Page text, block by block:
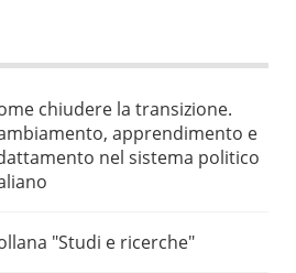
chiudere la transizione.
apprendimento e
nel sistema politico
"Studi e ricerche"